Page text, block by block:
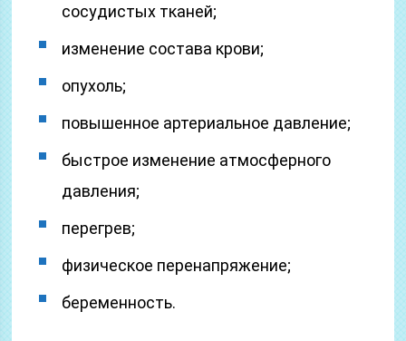
сосудистых тканей;
изменение состава крови;
опухоль;
повышенное артериальное давление;
быстрое изменение атмосферного
давления;
перегрев;
физическое перенапряжение;
беременность.